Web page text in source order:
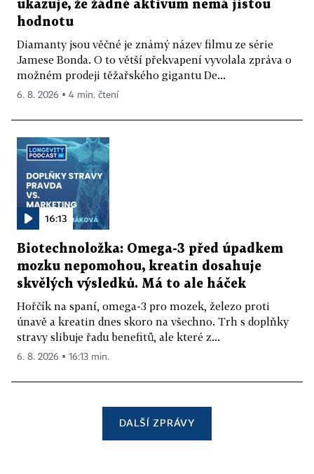
ukazuje, že žádné aktivum nemá jistou
hodnotu
Diamanty jsou věčné je známý název filmu ze série
Jamese Bonda. O to větší překvapení vyvolala zpráva o
možném prodeji těžařského gigantu De...
6. 8. 2026 ▪ 4 min. čtení
16:13
Biotechnoložka: Omega-3 před úpadkem
mozku nepomohou, kreatin dosahuje
skvělých výsledků. Má to ale háček
Hořčík na spaní, omega-3 pro mozek, železo proti
únavě a kreatin dnes skoro na všechno. Trh s doplňky
stravy slibuje řadu benefitů, ale které z...
6. 8. 2026 ▪ 16:13 min.
DALŠÍ ZPRÁVY